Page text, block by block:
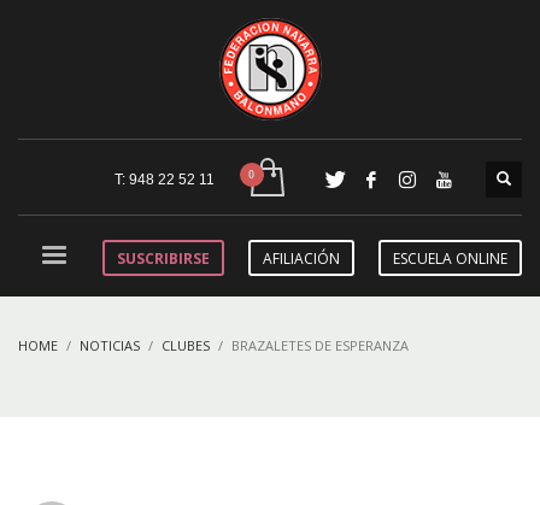
T: 948 22 52 11
SUSCRIBIRSE AFILIACIÓN ESCUELA ONLINE
HOME NOTICIAS CLUBES BRAZALETES DE ESPERANZA